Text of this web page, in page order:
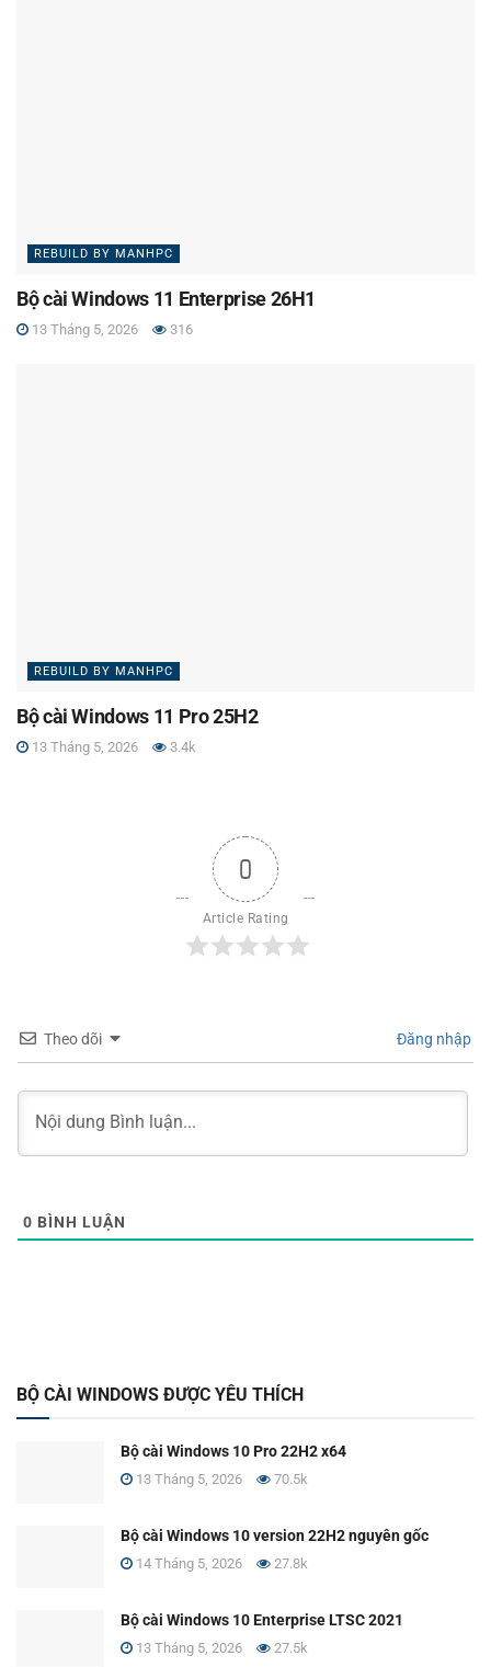
REBUILD BY MANHPC
Bộ cài Windows 11 Enterprise 26H1
13 Tháng 5, 2026 316
REBUILD BY MANHPC
Bộ cài Windows 11 Pro 25H2
13 Tháng 5, 2026 3.4k
0
Article Rating
Theo dõi Đăng nhập
0 BÌNH LUẬN
BỘ CÀI WINDOWS ĐƯỢC YÊU THÍCH
Bộ cài Windows 10 Pro 22H2 x64
13 Tháng 5, 2026 70.5k
Bộ cài Windows 10 version 22H2 nguyên gốc
14 Tháng 5, 2026 27.8k
Bộ cài Windows 10 Enterprise LTSC 2021
13 Tháng 5, 2026 27.5k